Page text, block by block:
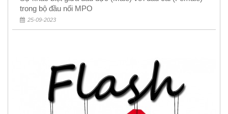
trong bộ đầu nối MPO
25-09-2023